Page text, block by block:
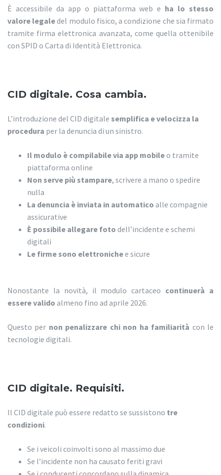
È accessibile da app o piattaforma web e ha lo stesso
valore legaledel modulo fisico, a condizione che sia firmato
tramite firma elettronica avanzata, come quella ottenibile
con SPID o Carta di Identità Elettronica.
CID digitale. Cosa cambia.
L’introduzione del CID digitale semplifica e velocizza la
procedura per la denuncia di un sinistro.
Il modulo è compilabile via app mobileo tramite
piattaforma online
Non serve più stampare, scrivere a mano o spedire
nulla
La denuncia è inviata in automatico alle compagnie
assicurative
È possibile allegare foto dell’incidente e schemi
digitali
Le firme sono elettronichee sicure
Nonostante la novità, il modulo cartaceo continuerà a
essere valido almeno fino ad aprile 2026.
Questo per non penalizzare chi non ha familiarità con le
tecnologie digitali.
CID digitale. Requisiti.
Il CID digitale può essere redatto se sussistono tre
condizioni.
Se i veicoli coinvolti sono al massimo due
Se l’incidente non ha causato feriti gravi